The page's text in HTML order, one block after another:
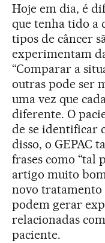
Hoje em dia, é
que tenha tido a
tipos de câncer
experimentam
“Comparar a
outras pode ser
uma vez que
diferente. O
de se identificar
disso, o GEPAC
frases como “tal
artigo muito
novo tratamento
podem gerar
relacionadas
paciente.